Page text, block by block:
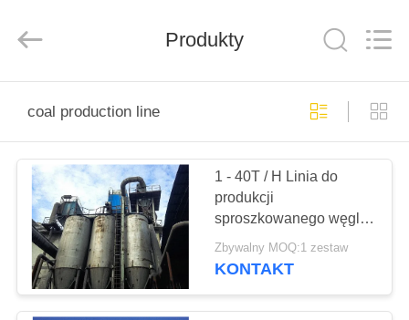
PRODUKTY
FILMY
POKAZ
VR
Rights
Produkty
coal production line
1 - 40T / H Linia do
produkcji
sproszkowanego węgla
Oszczędność energii
Wysoki stopień
Zbywalny MOQ:1 zestaw
KONTAKT